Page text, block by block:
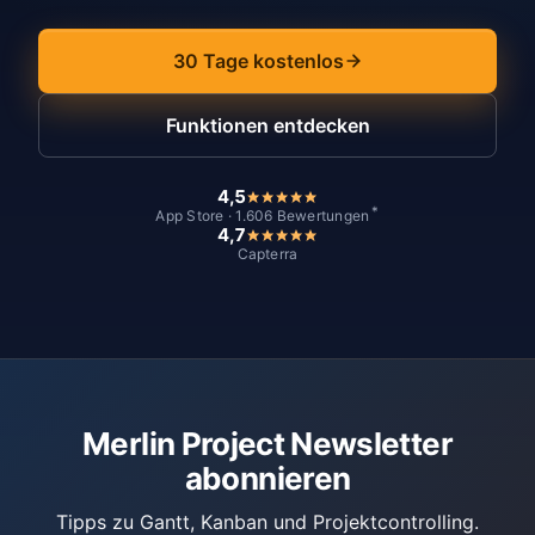
30 Tage kostenlos
Funktionen entdecken
4,5
App Store · 1.606 Bewertungen *
4,7
Capterra
Merlin Project Newsletter
abonnieren
Tipps zu Gantt, Kanban und Projektcontrolling.